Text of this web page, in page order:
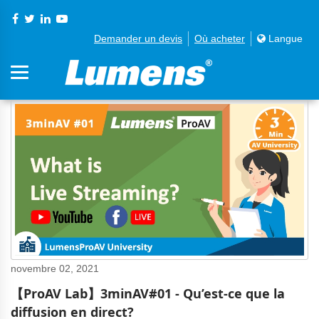
Demander un devis Où acheter Langue
novembre 02, 2021
【ProAV Lab】3minAV#01 - Qu’est-ce que la
diffusion en direct?